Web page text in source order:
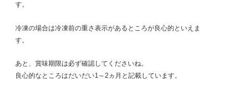
す。
冷凍の場合は冷凍前の重さ表示があるところが良心的といえま
す。
あと、 賞味期限は必ず確認してくださいね。
良心的なところはだいだい1～2ヵ月と記載しています。